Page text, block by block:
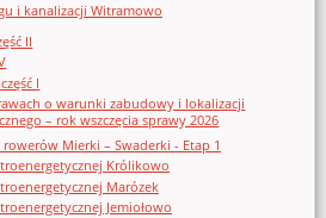
i kanalizacji Witramowo
II
I
o warunki zabudowy i lokalizacji
– rok wszczęcia sprawy 2026
Mierki – Swaderki - Etap 1
Królikowo
Marózek
Jemiołowo